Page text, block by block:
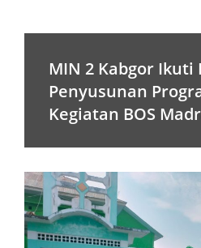
MIN 2 Kabgor Ikuti
Penyusunan
Kegiatan BOS